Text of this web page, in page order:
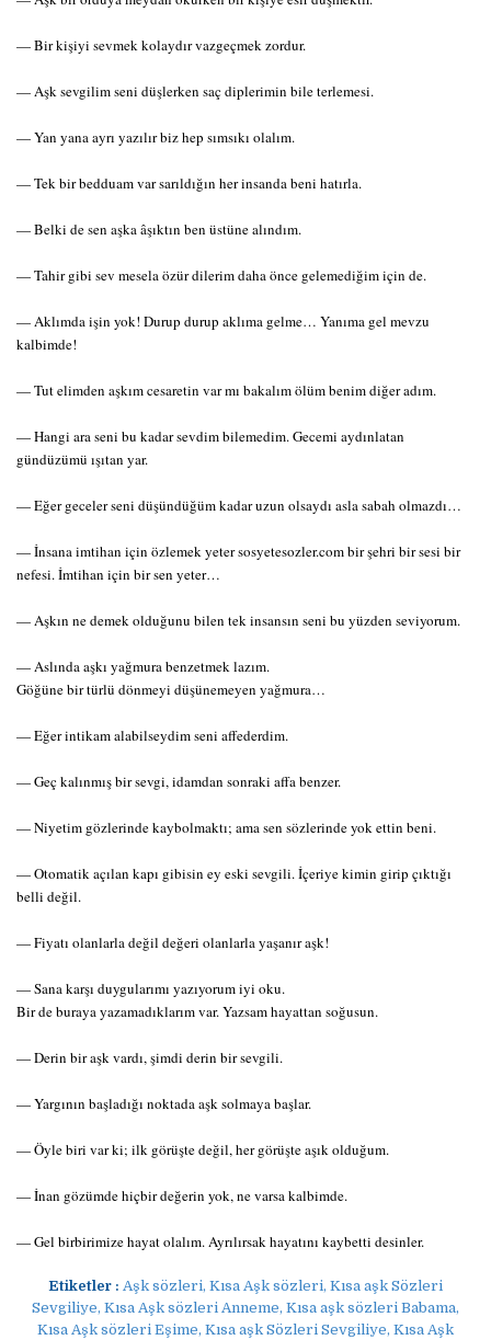
— Bir kişiyi sevmek kolaydır vazgeçmek zordur.
— Aşk sevgilim seni düşlerken saç diplerimin bile terlemesi.
— Yan yana ayrı yazılır biz hep sımsıkı olalım.
— Tek bir bedduam var sarıldığın her insanda beni hatırla.
— Belki de sen aşka âşıktın ben üstüne alındım.
— Tahir gibi sev mesela özür dilerim daha önce gelemediğim için de.
— Aklımda işin yok! Durup durup aklıma gelme… Yanıma gel mevzu
kalbimde!
— Tut elimden aşkım cesaretin var mı bakalım ölüm benim diğer adım.
— Hangi ara seni bu kadar sevdim bilemedim. Gecemi aydınlatan
gündüzümü ışıtan yar.
— Eğer geceler seni düşündüğüm kadar uzun olsaydı asla sabah olmazdı…
— İnsana imtihan için özlemek yeter sosyetesozler.com bir şehri bir sesi bir
nefesi. İmtihan için bir sen yeter…
— Aşkın ne demek olduğunu bilen tek insansın seni bu yüzden seviyorum.
— Aslında aşkı yağmura benzetmek lazım.
Göğüne bir türlü dönmeyi düşünemeyen yağmura…
— Eğer intikam alabilseydim seni affederdim.
— Geç kalınmış bir sevgi, idamdan sonraki affa benzer.
— Niyetim gözlerinde kaybolmaktı; ama sen sözlerinde yok ettin beni.
— Otomatik açılan kapı gibisin ey eski sevgili. İçeriye kimin girip çıktığı
belli değil.
— Fiyatı olanlarla değil değeri olanlarla yaşanır aşk!
— Sana karşı duygularımı yazıyorum iyi oku.
Bir de buraya yazamadıklarım var. Yazsam hayattan soğusun.
— Derin bir aşk vardı, şimdi derin bir sevgili.
— Yargının başladığı noktada aşk solmaya başlar.
— Öyle biri var ki; ilk görüşte değil, her görüşte aşık olduğum.
— İnan gözümde hiçbir değerin yok, ne varsa kalbimde.
— Gel birbirimize hayat olalım. Ayrılırsak hayatını kaybetti desinler.
Etiketler : Aşk sözleri, Kısa Aşk sözleri, Kısa aşk Sözleri
Sevgiliye, Kısa Aşk sözleri Anneme, Kısa aşk sözleri Babama,
Kısa Aşk sözleri Eşime, Kısa aşk Sözleri Sevgiliye, Kısa Aşk